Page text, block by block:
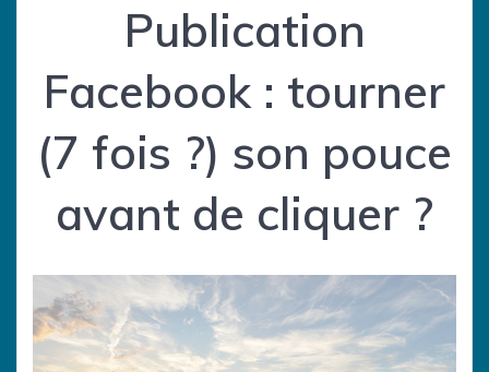
Publication
Facebook : tourner
(7 fois ?) son pouce
avant de cliquer ?